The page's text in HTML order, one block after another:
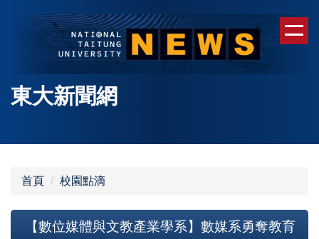
容
東大新聞網
首頁 校園點滴
【數位媒體與文教產業學系】數媒系勇奪教育